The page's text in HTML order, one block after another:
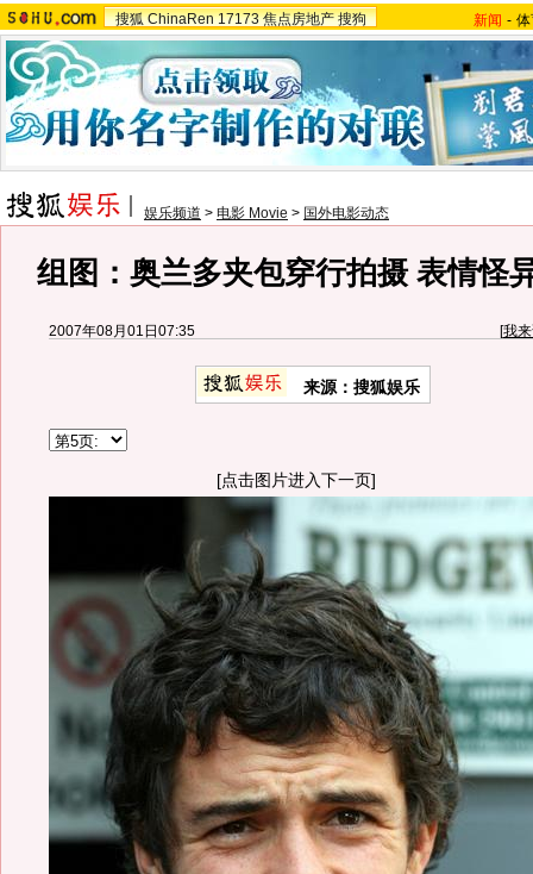
搜狐 ChinaRen 17173 焦点房地产 搜狗 新闻 -
娱乐频道 > 电影 Movie > 国外电影动态
组图：奥兰多夹包穿行拍摄 表情怪
2007年08月01日07:35 [我
来源：搜狐娱乐
[点击图片进入下一页]